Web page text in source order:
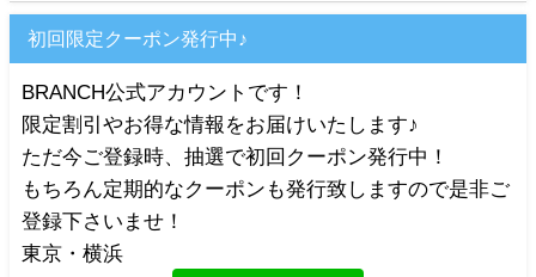
初回限定クーポン発行中♪
BRANCH公式アカウントです！
限定割引やお得な情報をお届けいたします♪
ただ今ご登録時、抽選で初回クーポン発行中！
もちろん定期的なクーポンも発行致しますので是非ご
登録下さいませ！
東京・横浜